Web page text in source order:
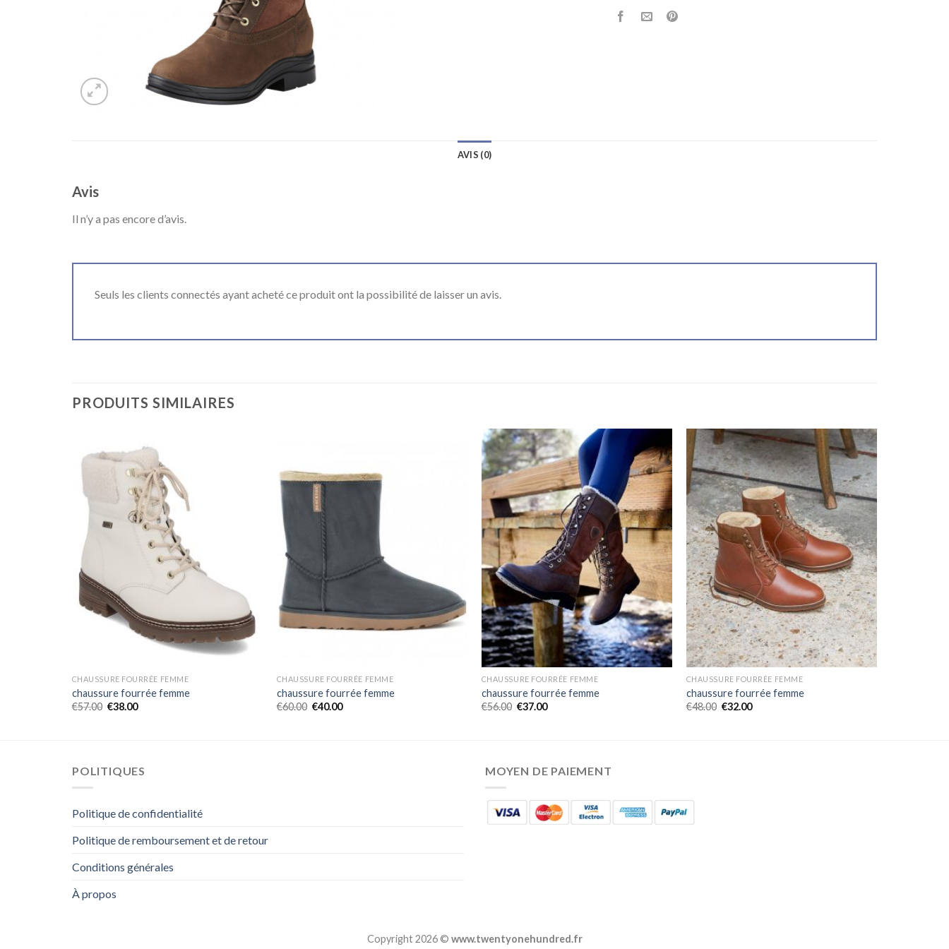
AVIS (0)
Avis
Il n’y a pas encore d’avis.
Seuls les clients connectés ayant acheté ce produit ont la possibilité de laisser un avis.
PRODUITS SIMILAIRES
CHAUSSURE FOURRÉE FEMME
chaussure fourrée femme
€57.00 €38.00
CHAUSSURE FOURRÉE FEMME
chaussure fourrée femme
€60.00 €40.00
CHAUSSURE FOURRÉE FEMME
chaussure fourrée femme
€56.00 €37.00
CHAUSSURE FOURRÉE FEMME
chaussure fourrée femme
€48.00 €32.00
POLITIQUES
Politique de confidentialité
Politique de remboursement et de retour
Conditions générales
À propos
MOYEN DE PAIEMENT
Copyright 2026 © www.twentyonehundred.fr